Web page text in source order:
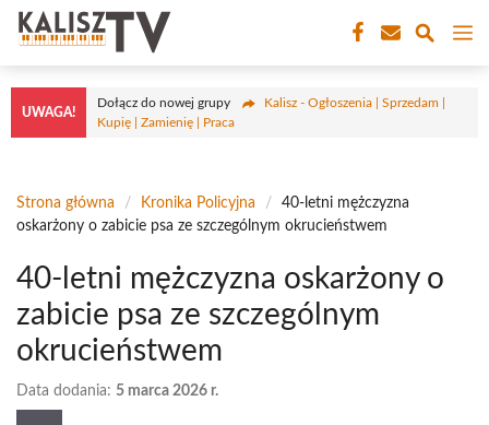
Przejdź
treści
UWAGA!
Dołącz do nowej grupy
Kalisz - Ogłoszenia | Sprzedam |
Kupię | Zamienię | Praca
Strona główna / Kronika Policyjna /
40-letni mężczyzna
oskarżony o zabicie psa ze szczególnym okrucieństwem
40-letni mężczyzna oskarżony o
zabicie psa ze szczególnym
okrucieństwem
Data dodania: 5 marca 2026 r.